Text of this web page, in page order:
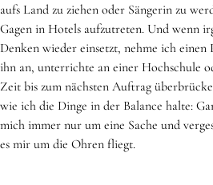
aufs Land zu ziehen oder Sängerin zu
Gagen in Hotels aufzutreten. Und wenn
Denken wieder einsetzt, nehme ich
ihn an, unterrichte an einer Hochschule
Zeit bis zum nächsten Auftrag
wie ich die Dinge in der Balance halte:
mich immer nur um eine Sache und
es mir um die Ohren fliegt.